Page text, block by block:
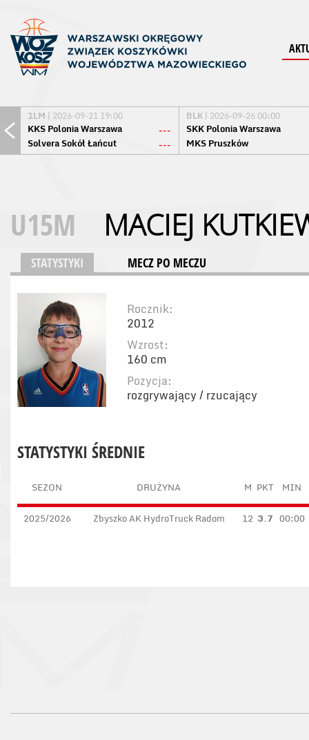
1LM | 2026-09-21 19:00
KKS Polonia Warszawa
---
Solvera Sokół Łańcut
---
BLK | 2026-09-26 00:00
SKK Polonia Warszawa
MKS Pruszków
U15M MACIEJ
STATYSTYKI MECZ PO MECZU
Rocznik:
2012
Wzrost:
160 cm
Pozycja:
rozgrywający / rzucający
STATYSTYKI ŚREDNIE
SEZON DRUŻYNA M PKT MIN
2025/2026 Zbyszko AK HydroTruck Radom 12 3.7 00:00